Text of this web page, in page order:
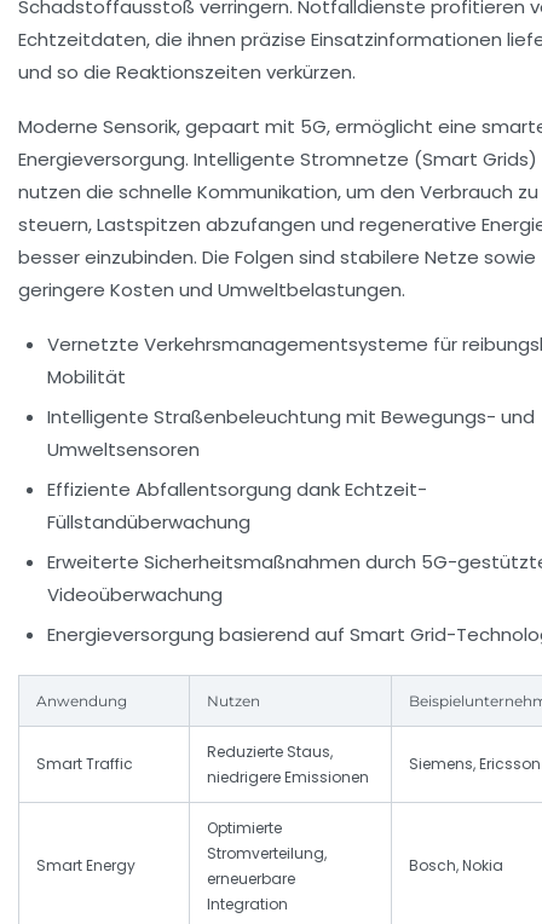
Schadstoffausstoß verringern. Notfalldienste profitieren
Echtzeitdaten, die ihnen präzise Einsatzinformationen
und so die Reaktionszeiten verkürzen.
Moderne Sensorik, gepaart mit 5G, ermöglicht eine
Energieversorgung. Intelligente Stromnetze (Smart Grids)
nutzen die schnelle Kommunikation, um den Verbrauch zu
steuern, Lastspitzen abzufangen und regenerative
besser einzubinden. Die Folgen sind stabilere Netze sowie
geringere Kosten und Umweltbelastungen.
Vernetzte Verkehrsmanagementsysteme für
Mobilität
Intelligente Straßenbeleuchtung mit Bewegungs- und
Umweltsensoren
Effiziente Abfallentsorgung dank Echtzeit-
Füllstandüberwachung
Erweiterte Sicherheitsmaßnahmen durch 5G-
Videoüberwachung
Energieversorgung basierend auf Smart Grid-
Anwendung Nutzen
Smart Traffic
Reduzierte Staus,
niedrigere Emissionen
Siemens, Ericsson
Smart Energy
Optimierte
Stromverteilung,
erneuerbare
Integration
Bosch, Nokia